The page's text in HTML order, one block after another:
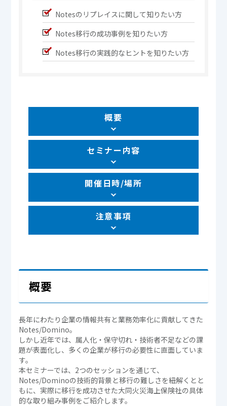
Notesのリプレイスに関して知りたい方
Notes移行の成功事例を知りたい方
Notes移行の実践的なヒントを知りたい方
概要
セミナー内容
開催日時/場所
注意事項
概要
長年にわたり企業の情報共有と業務効率化に貢献してきた
Notes/Domino。
しかし近年では、属人化・保守切れ・技術者不足などの課
題が表面化し、多くの企業が移行の必要性に直面していま
す。
本セミナーでは、2つのセッションを通じて、
Notes/Dominoの技術的背景と移行の難しさを紐解くとと
もに、実際に移行を成功させた大同火災海上保険社の具体
的な取り組み事例をご紹介します。